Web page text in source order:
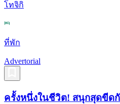
โทจิกิ
ที่พัก
Advertorial
ครั้งหนึ่งในชีวิต! สนุกสุดขีด